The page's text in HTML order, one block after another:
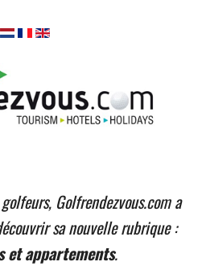
Golfrendezvous.com a
sa nouvelle rubrique :
et appartements.